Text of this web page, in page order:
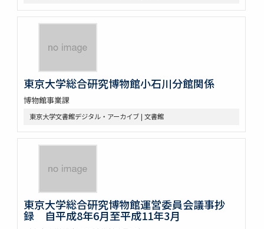
東京大学総合研究博物館小石川分館関係
博物館事業課
東京大学文書館デジタル・アーカイブ | 文書館
東京大学総合研究博物館運営委員会議事抄
録 自平成8年6月至平成11年3月